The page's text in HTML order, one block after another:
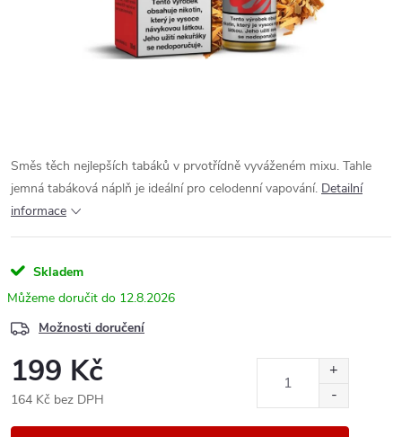
Směs těch nejlepších tabáků v prvotřídně vyváženém mixu. Tahle
jemná tabáková náplň je ideální pro celodenní vapování. Detailní
informace
Skladem
12.8.2026
Možnosti doručení
199 Kč
164 Kč bez DPH